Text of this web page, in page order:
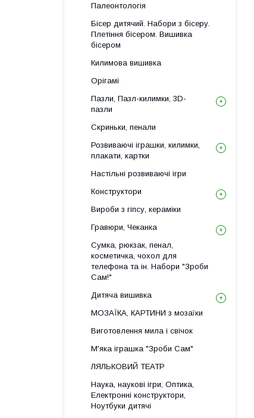
Палеонтологія
Бісер дитячий. Набори з бісеру.
Плетіння бісером. Вишивка
бісером
Килимова вишивка
Орігамі
Пазли, Пазл-килимки, 3D-
пазли
Скриньки, пенали
Розвиваючі іграшки, килимки,
плакати, картки
Настільні розвиваючі ігри
Конструктори
Вироби з гіпсу, кераміки
Гравюри, Чеканка
Сумка, рюкзак, пенал,
косметичка, чохол для
телефона та ін. Набори "Зроби
Сам!"
Дитяча вишивка
МОЗАЇКА, КАРТИНИ з мозаїки
Виготовлення мила і свічок
М'яка іграшка "Зроби Сам"
ЛЯЛЬКОВИЙ ТЕАТР
Наука, наукові ігри, Оптика,
Електронні конструктори,
Ноутбуки дитячі